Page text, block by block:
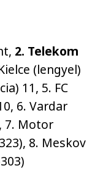
2. Telekom
(lengyel)
11, 5. FC
6. Vardar
7. Motor
8. Meskov